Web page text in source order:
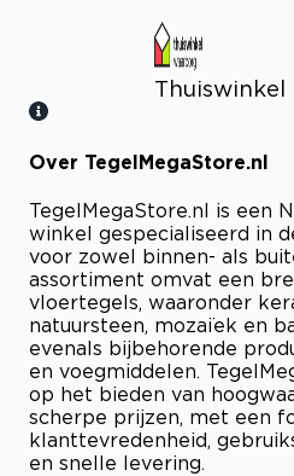
Thuiswinkel
Bekijk certificaat
Over TegelMegaStore.nl
TegelMegaStore.nl is een
winkel gespecialiseerd in
voor zowel binnen- als
assortiment omvat een
vloertegels, waaronder
natuursteen, mozaïek en
evenals bijbehorende
en voegmiddelen.
op het bieden van
scherpe prijzen, met een
klanttevredenheid,
en snelle levering.